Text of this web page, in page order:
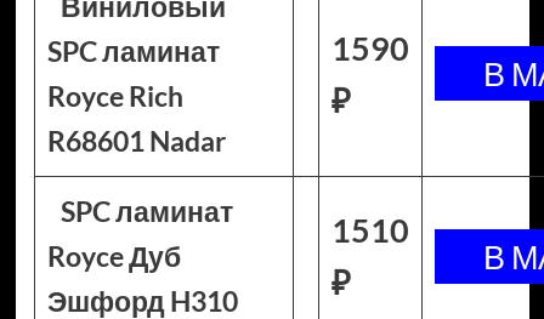
SPC ламинат
Royce Rich
R68601 Nadar
1590
₽
SPC ламинат
Royce Дуб
Эшфорд H310
1510
₽